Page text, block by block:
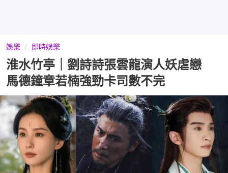
娛樂 即時娛樂
淮水竹亭｜劉詩詩張雲龍演人妖虐戀
馬德鐘章若楠強勁卡司數不完